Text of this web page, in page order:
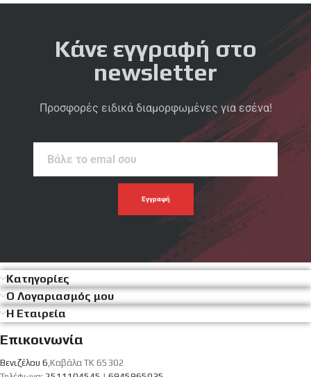
Κάνε εγγραφή στο
newsletter
Προσφορές ειδικά διαμορφωμένες για εσένα!
Κατηγορίες
Ο Λογαριασμός μου
Η Εταιρεία
Επικοινωνία
Βενιζέλου 6 ,Καβάλα ΤΚ 65302